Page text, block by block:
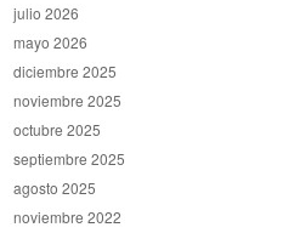
julio 2026
mayo 2026
diciembre 2025
noviembre 2025
octubre 2025
septiembre 2025
agosto 2025
noviembre 2022